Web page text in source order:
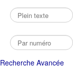
Recherche Avancée